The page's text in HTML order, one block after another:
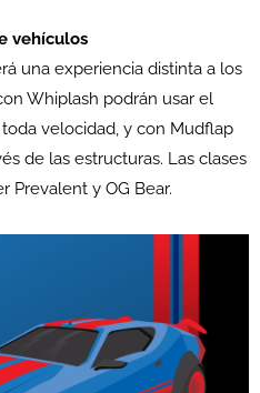
vehículos
una experiencia distinta a los
Whiplash podrán usar el
velocidad, y con Mudflap
de las estructuras. Las clases
Prevalent y OG Bear.